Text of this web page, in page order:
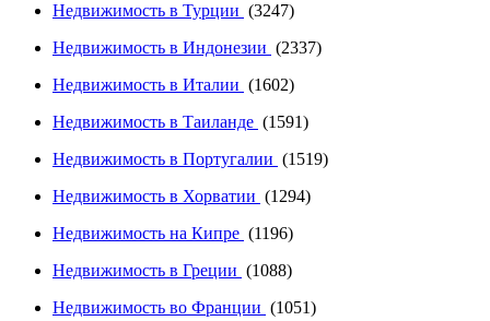
Недвижимость в Турции (3247)
Недвижимость в Индонезии (2337)
Недвижимость в Италии (1602)
Недвижимость в Таиланде (1591)
Недвижимость в Португалии (1519)
Недвижимость в Хорватии (1294)
Недвижимость на Кипре (1196)
Недвижимость в Греции (1088)
Недвижимость во Франции (1051)